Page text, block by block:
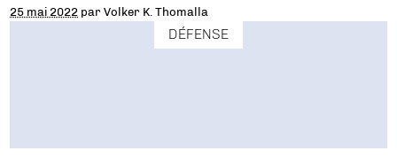
25 mai 2022 parVolker K. Thomalla
DÉFENSE